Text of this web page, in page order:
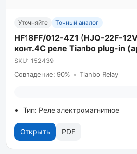
Уточняйте Точный аналог
HF18FF/012-4Z1 (HJQ-22F-
конт.4С реле Tianbo plug-in
SKU: 152439
Совпадение: 90% • Tianbo Relay
Тип: Реле электромагнитное
Открыть PDF